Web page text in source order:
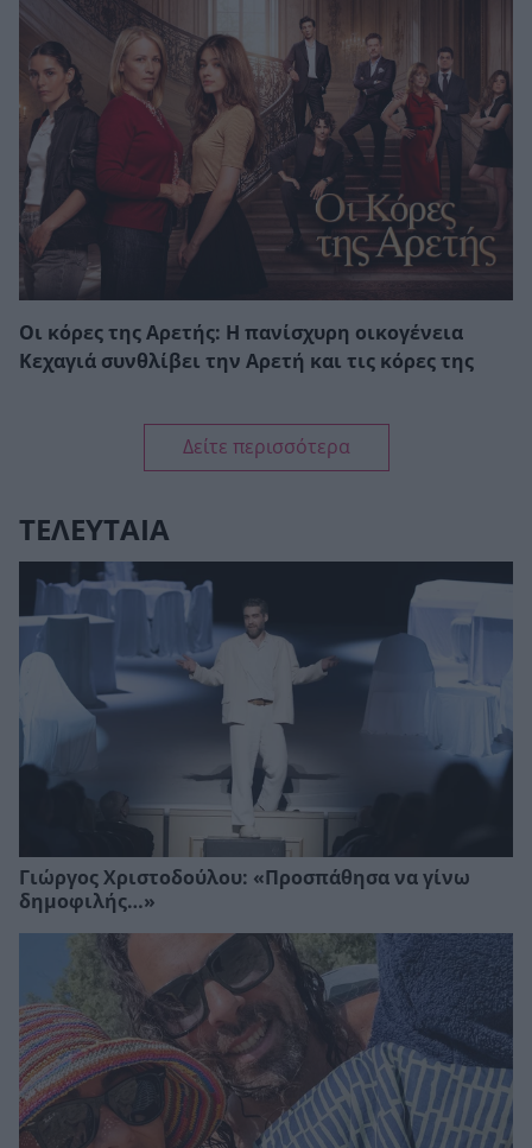
Οι κόρες της Αρετής: Η πανίσχυρη οικογένεια
Κεχαγιά συνθλίβει την Αρετή και τις κόρες της
Δείτε περισσότερα
ΤΕΛΕΥΤΑΙΑ
Γιώργος Χριστοδούλου: «Προσπάθησα να γίνω
δημοφιλής…»